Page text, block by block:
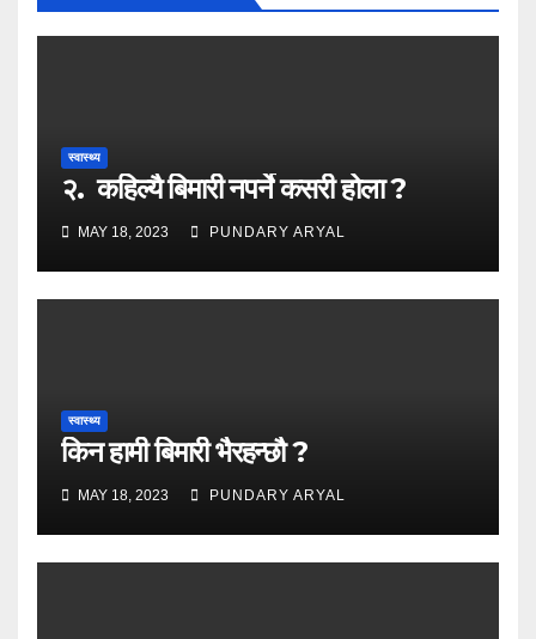
स्वास्थ्य
२. कहिल्यै बिमारी नपर्ने कसरी होला ?
MAY 18, 2023 PUNDARY ARYAL
स्वास्थ्य
किन हामी बिमारी भैरहन्छौ ?
MAY 18, 2023 PUNDARY ARYAL